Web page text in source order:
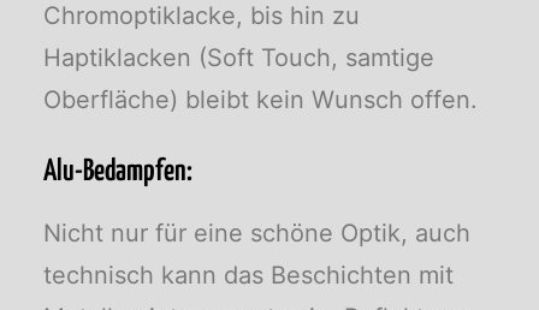
Chromoptiklacke, bis hin zu
Haptiklacken (Soft Touch, samtige
Oberfläche) bleibt kein Wunsch offen.
Alu-Bedampfen:
Nicht nur für eine schöne Optik, auch
technisch kann das Beschichten mit